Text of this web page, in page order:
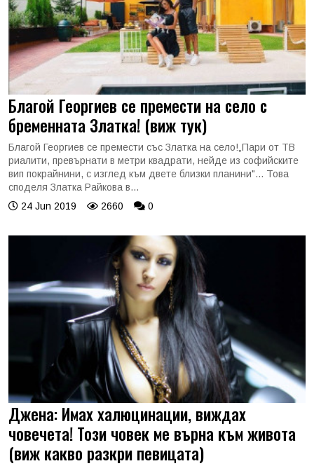
Благой Георгиев се премести на село с
бременната Златка! (виж тук)
Благой Георгиев се премести със Златка на село!„Пари от ТВ
риалити, превърнати в метри квадрати, нейде из софийските
вип покрайнини, с изглед към двете близки планини"... Това
споделя Златка Райкова в...
24 Jun 2019
2660 0
Джена: Имах халюцинации, виждах
човечета! Този човек ме върна към живота
(виж какво разкри певицата)